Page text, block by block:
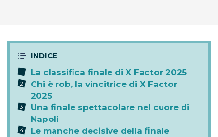
La classifica finale di X Factor 2025
Chi è rob, la vincitrice di X Factor
2025
Una finale spettacolare nel cuore di
Napoli
Le manche decisive della finale